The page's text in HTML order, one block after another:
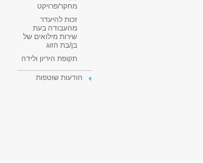
מחקר/פרויקט
זכות להיעדר
מהעבודה בעת
שירות מילואים של
בן/בת הזוג
תקופת היריון ולידה
הודעות שוטפות